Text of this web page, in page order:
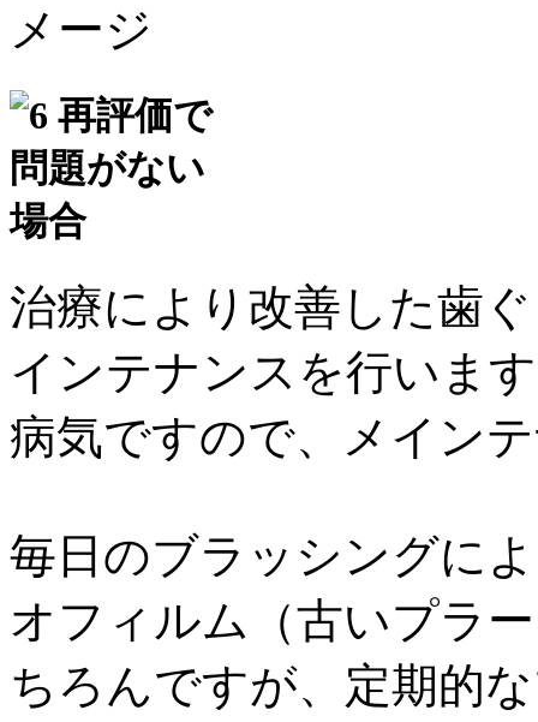
治療により改善した歯
インテナンスを行いま
病気ですので、メイン
毎日のブラッシングに
オフィルム（古いプラ
ちろんですが、定期的